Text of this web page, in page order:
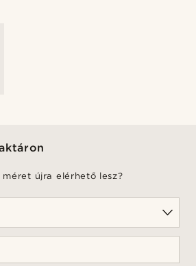
méret újra elérhető lesz?